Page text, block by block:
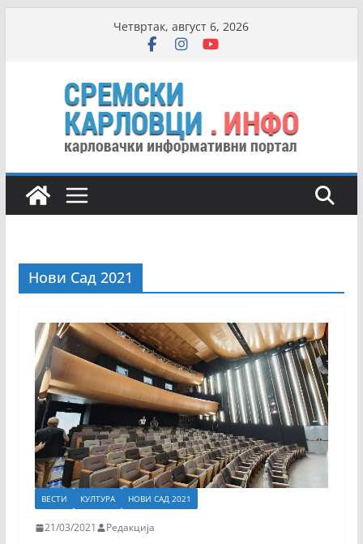
Четвртак, август 6, 2026
Нови Сад 2021
ВЕСТИ КУЛТУРА НОВИ САД 2021
21/03/2021 Редакција